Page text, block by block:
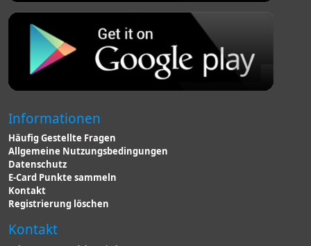
Informationen
Häufig Gestellte Fragen
Allgemeine Nutzungsbedingungen
Datenschutz
E-Card Punkte sammeln
Kontakt
Registrierung löschen
Kontakt